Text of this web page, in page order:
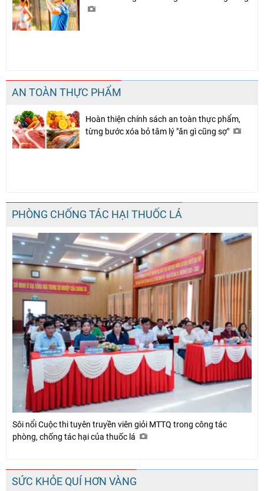
AN TOÀN THỰC PHẨM
Hoàn thiện chính sách an toàn thực phẩm,
từng bước xóa bỏ tâm lý "ăn gì cũng sợ"
PHÒNG CHỐNG TÁC HẠI THUỐC LÁ
Sôi nổi Cuộc thi tuyên truyền viên giỏi MTTQ trong công tác
phòng, chống tác hại của thuốc lá
SỨC KHỎE QUÍ HƠN VÀNG